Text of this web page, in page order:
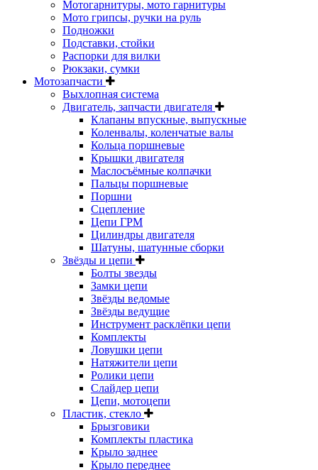
Мотогарнитуры, мото гарнитуры
Мото грипсы, ручки на руль
Подножки
Подставки, стойки
Распорки для вилки
Рюкзаки, сумки
Мотозапчасти
Выхлопная система
Двигатель, запчасти двигателя
Клапаны впускные, выпускные
Коленвалы, коленчатые валы
Кольца поршневые
Крышки двигателя
Маслосъёмные колпачки
Пальцы поршневые
Поршни
Сцепление
Цепи ГРМ
Цилиндры двигателя
Шатуны, шатунные сборки
Звёзды и цепи
Болты звезды
Замки цепи
Звёзды ведомые
Звёзды ведущие
Инструмент расклёпки цепи
Комплекты
Ловушки цепи
Натяжители цепи
Ролики цепи
Слайдер цепи
Цепи, мотоцепи
Пластик, стекло
Брызговики
Комплекты пластика
Крыло заднее
Крыло переднее